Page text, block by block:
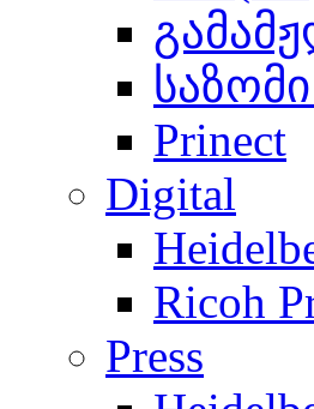
Prinect
Digital
Ricoh
Press